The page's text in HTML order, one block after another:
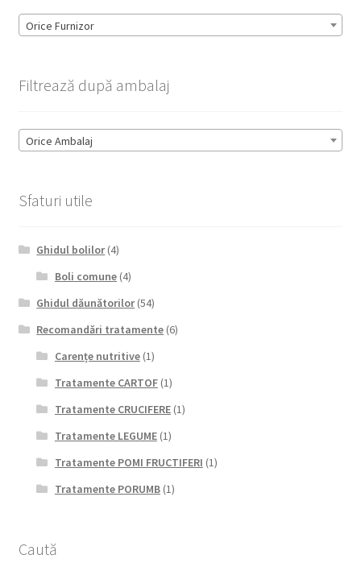
Orice Furnizor
Filtrează după ambalaj
Orice Ambalaj
Sfaturi utile
Ghidul bolilor(4)
Boli comune(4)
Ghidul dăunătorilor(54)
Recomandări tratamente (6)
Carențe nutritive(1)
Tratamente CARTOF(1)
Tratamente CRUCIFERE(1)
Tratamente LEGUME(1)
Tratamente POMI FRUCTIFERI (1)
Tratamente PORUMB(1)
Caută